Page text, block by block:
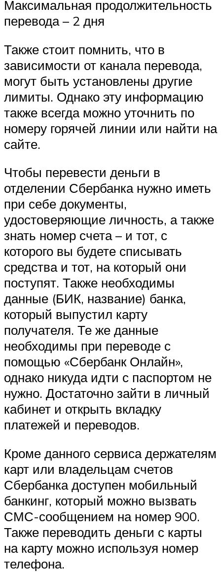
Максимальная продолжительность
перевода – 2 дня
Также стоит помнить, что в
зависимости от канала перевода,
могут быть установлены другие
лимиты. Однако эту информацию
также всегда можно уточнить по
номеру горячей линии или найти на
сайте.
Чтобы перевести деньги в
отделении Сбербанка нужно иметь
при себе документы,
удостоверяющие личность, а также
знать номер счета – и тот, с
которого вы будете списывать
средства и тот, на который они
поступят. Также необходимы
данные (БИК, название) банка,
который выпустил карту
получателя. Те же данные
необходимы при переводе с
помощью «Сбербанк Онлайн»,
однако никуда идти с паспортом не
нужно. Достаточно зайти в личный
кабинет и открыть вкладку
платежей и переводов.
Кроме данного сервиса держателям
карт или владельцам счетов
Сбербанка доступен мобильный
банкинг, который можно вызвать
СМС-сообщением на номер 900.
Также переводить деньги с карты
на карту можно используя номер
телефона.